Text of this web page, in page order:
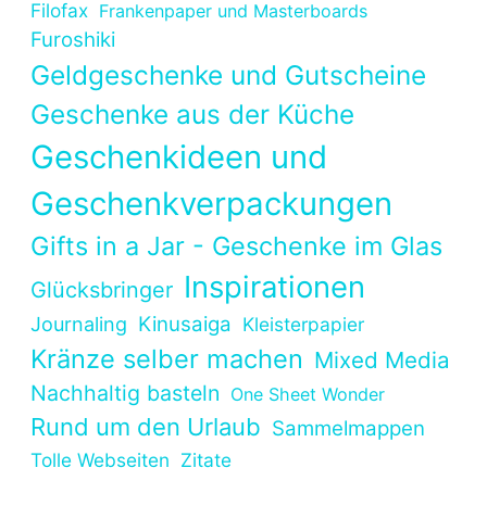
Filofax Frankenpaper und Masterboards
Furoshiki
Geldgeschenke und Gutscheine
Geschenke aus der Küche
Geschenkideen und
Geschenkverpackungen
Gifts in a Jar - Geschenke im Glas
Glücksbringer Inspirationen
Journaling Kinusaiga Kleisterpapier
Kränze selber machen Mixed Media
Nachhaltig basteln One Sheet Wonder
Rund um den Urlaub Sammelmappen
Tolle Webseiten Zitate